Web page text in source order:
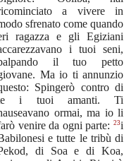
a vivere in
sfrenato come quando
ragazza e gli Egiziani
i tuoi seni,
il tuo petto
Ma io ti annunzio
Spingerò contro di
i tuoi amanti. Ti
ormai, ma io li
venire da ogni parte: 23i
e tutte le tribù di
di Soa e di Koa,